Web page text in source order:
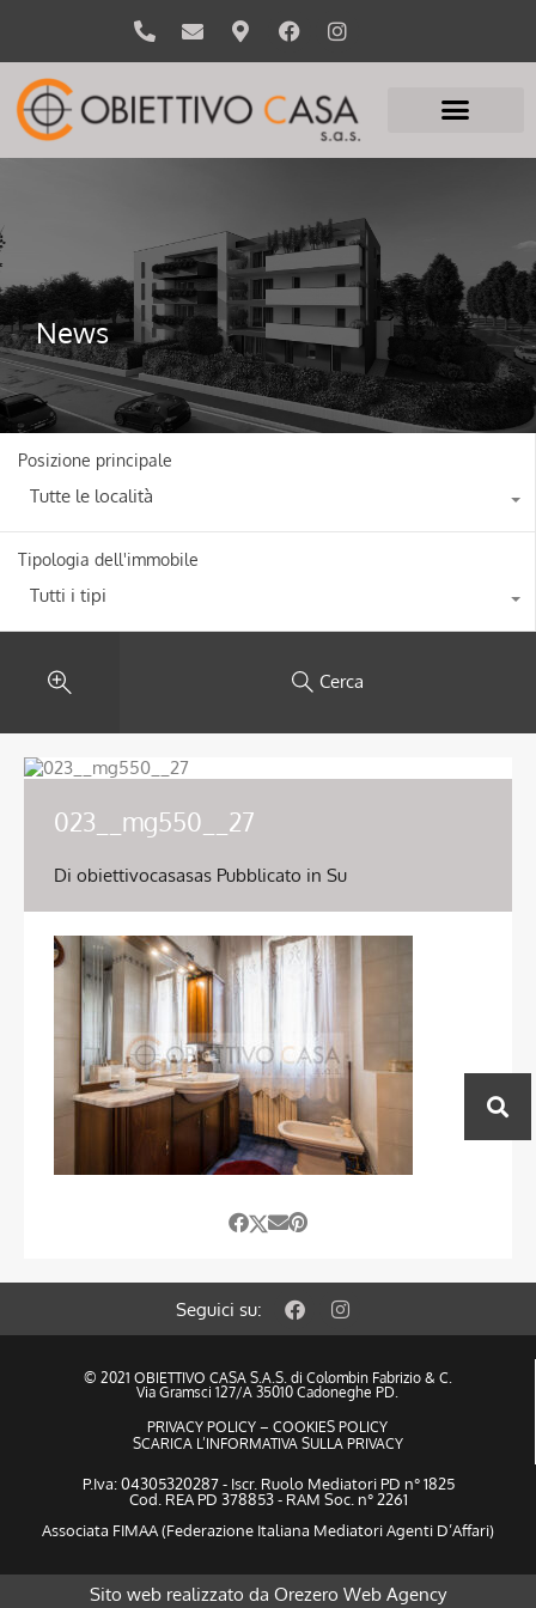
News
Posizione principale
Tutte le località
Tipologia dell'immobile
Tutti i tipi
Cerca
023__mg550__27
Di obiettivocasasas Pubblicato in Su
Seguici su:
© 2021 OBIETTIVO CASA S.A.S. di Colombin Fabrizio & C.
Via Gramsci 127/A 35010 Cadoneghe PD.
PRIVACY POLICY – COOKIES POLICY
SCARICA L’INFORMATIVA SULLA PRIVACY
P.Iva: 04305320287 - Iscr. Ruolo Mediatori PD n° 1825
Cod. REA PD 378853 - RAM Soc. n° 2261
Associata FIMAA (Federazione Italiana Mediatori Agenti D’Affari)
Sito web realizzato da Orezero Web Agency